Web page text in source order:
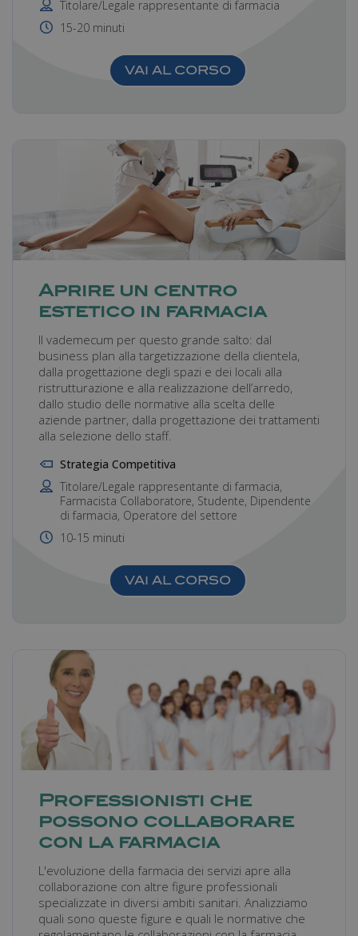
Titolare/Legale rappresentante di farmacia
15-20 minuti
VAI AL CORSO
Aprire un centro
estetico in farmacia
Il vademecum per questo grande salto: dal
business plan alla targetizzazione della clientela,
dalla progettazione degli spazi e dei locali alla
ristrutturazione e alla realizzazione dell’arredo,
dallo studio delle normative alla scelta delle
aziende partner, dalla progettazione dei trattamenti
alla selezione dello staff.
Strategia Competitiva
Titolare/Legale rappresentante di farmacia,
Farmacista Collaboratore, Studente, Dipendente
di farmacia, Operatore del settore
10-15 minuti
VAI AL CORSO
Professionisti che
possono collaborare
con la farmacia
L'evoluzione della farmacia dei servizi apre alla
collaborazione con altre figure professionali
specializzate in diversi ambiti sanitari. Analizziamo
quali sono queste figure e quali le normative che